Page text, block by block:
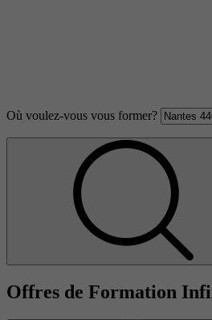
Où voulez-vous vous former?
Offres de Formation